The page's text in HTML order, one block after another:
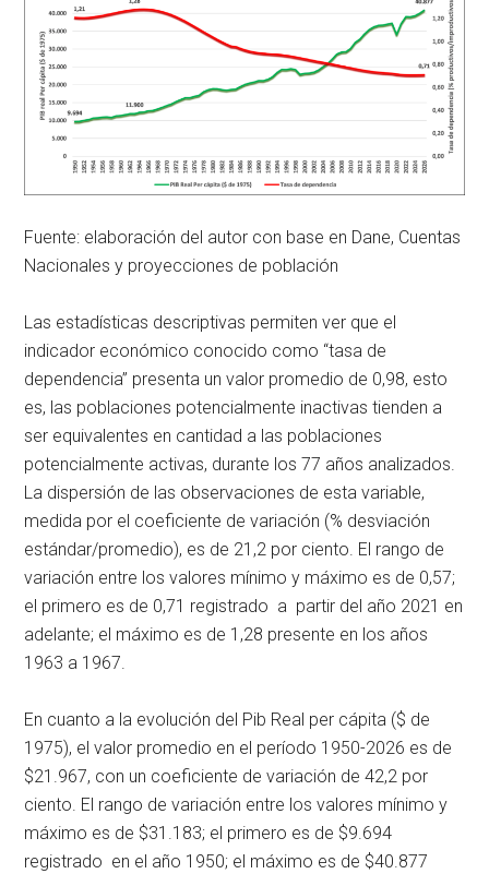
Fuente: elaboración del autor con base en Dane, Cuentas
Nacionales y proyecciones de población
Las estadísticas descriptivas permiten ver que el
indicador económico conocido como “tasa de
dependencia” presenta un valor promedio de 0,98, esto
es, las poblaciones potencialmente inactivas tienden a
ser equivalentes en cantidad a las poblaciones
potencialmente activas, durante los 77 años analizados.
La dispersión de las observaciones de esta variable,
medida por el coeficiente de variación (% desviación
estándar/promedio), es de 21,2 por ciento. El rango de
variación entre los valores mínimo y máximo es de 0,57;
el primero es de 0,71 registrado a partir del año 2021 en
adelante; el máximo es de 1,28 presente en los años
1963 a 1967.
En cuanto a la evolución del Pib Real per cápita ($ de
1975), el valor promedio en el período 1950-2026 es de
$21.967, con un coeficiente de variación de 42,2 por
ciento. El rango de variación entre los valores mínimo y
máximo es de $31.183; el primero es de $9.694
registrado en el año 1950; el máximo es de $40.877